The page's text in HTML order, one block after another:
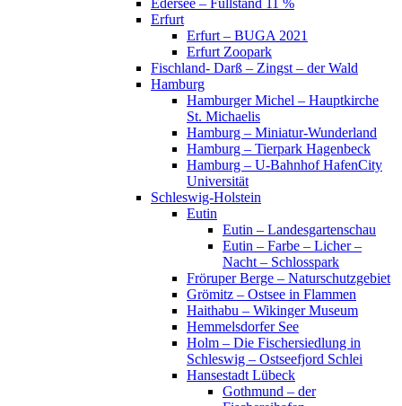
Edersee – Füllstand 11 %
Erfurt
Erfurt – BUGA 2021
Erfurt Zoopark
Fischland- Darß – Zingst – der Wald
Hamburg
Hamburger Michel – Hauptkirche
St. Michaelis
Hamburg – Miniatur-Wunderland
Hamburg – Tierpark Hagenbeck
Hamburg – U-Bahnhof HafenCity
Universität
Schleswig-Holstein
Eutin
Eutin – Landesgartenschau
Eutin – Farbe – Licher –
Nacht – Schlosspark
Fröruper Berge – Naturschutzgebiet
Grömitz – Ostsee in Flammen
Haithabu – Wikinger Museum
Hemmelsdorfer See
Holm – Die Fischersiedlung in
Schleswig – Ostseefjord Schlei
Hansestadt Lübeck
Gothmund – der